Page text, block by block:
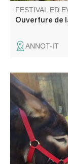
FESTIVAL ED
Ouverture de
ANNOT-IT
Venez
l'amour
Rencontre du
contes et